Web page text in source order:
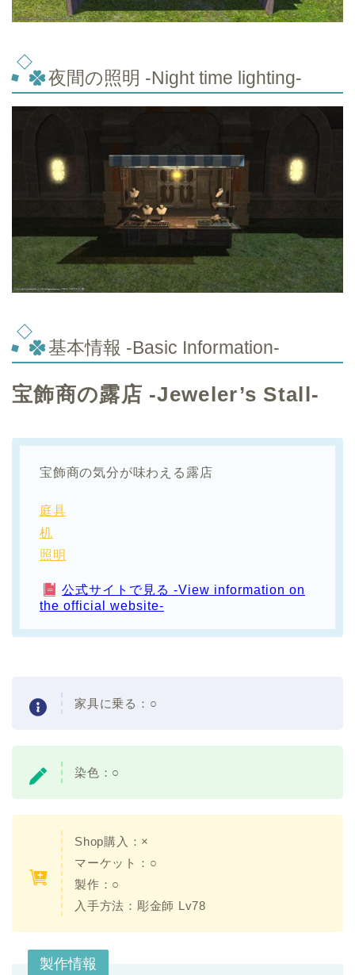
夜間の照明 -Night time lighting-
基本情報 -Basic Information-
宝飾商の露店 -Jeweler’s Stall-
宝飾商の気分が味わえる露店
庭具
机
照明
公式サイトで見る -View information on
the official website-
家具に乗る：○
染色：○
Shop購入：×
マーケット：○
製作：○
入手方法：彫金師 Lv78
製作情報